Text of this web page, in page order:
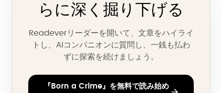
らに深く掘り下げる
Readeverリーダーを開いて、文章をハイライ
トし、AIコンパニオンに質問し、一銭も払わ
ずに探索を続けましょう。
『Born a Crime』を無料で読み始め